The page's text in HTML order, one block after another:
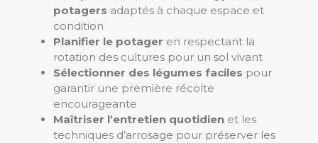
potagers adaptés à chaque espace et
condition
Planifier le potager en respectant la
rotation des cultures pour un sol vivant
Sélectionner des légumes faciles pour
garantir une première récolte
encourageante
Maîtriser l’entretien quotidien et les
techniques d’arrosage pour préserver les